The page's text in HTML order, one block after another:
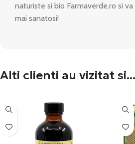
naturiste si bio Farmaverde.ro si
mai sanatosi!
Alti clienti au vizitat si...